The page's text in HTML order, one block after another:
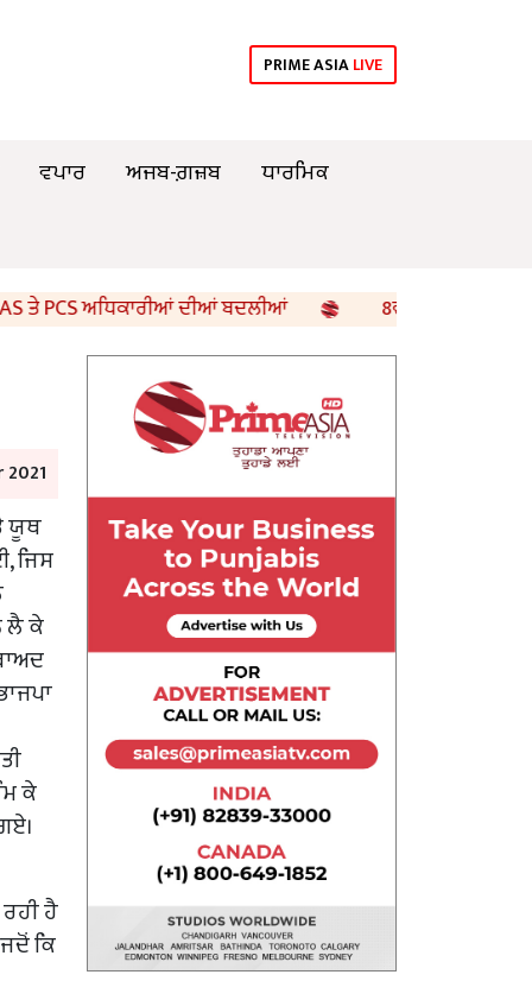
PRIME ASIALIVE
ਵਪਾਰ ਅਜਬ-ਗ਼ਜ਼ਬ
ਧਾਰਮਿਕ
ਅਧਿਕਾਰੀਆਂ ਦੀਆਂ ਬਦਲੀਆਂ 8ਵੀਂ ਦੇ ਵਿਗਿਆਨ ਵਿਸ਼ੇ ਦੇ
ਯੂਥ
ਜਿਸ
ਲੈ ਕੇ
ਕੇ
ਹੈ
ਕਿ